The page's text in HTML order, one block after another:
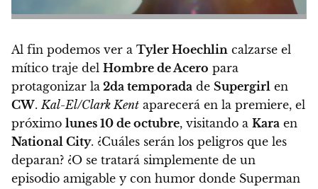
Al fin podemos ver a Tyler Hoechlin calzarse el
mítico traje del Hombre de Acero para
protagonizar la 2da temporada de Supergirl en
CW.Kal-El/Clark Kent aparecerá en la premiere, el
próximo lunes 10 de octubre, visitando a Kara en
National City. ¿Cuáles serán los peligros que les
deparan? ¿O se tratará simplemente de un
episodio amigable y con humor donde Superman